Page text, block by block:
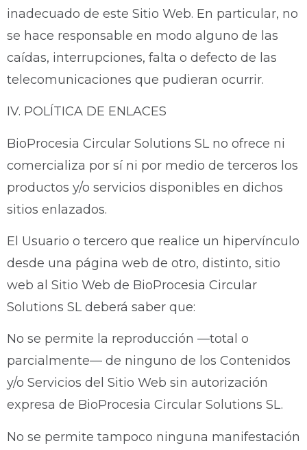
inadecuado de este Sitio Web. En particular, no
se hace responsable en modo alguno de las
caídas, interrupciones, falta o defecto de las
telecomunicaciones que pudieran ocurrir.
IV. POLÍTICA DE ENLACES
BioProcesia Circular Solutions SL no ofrece ni
comercializa por sí ni por medio de terceros los
productos y/o servicios disponibles en dichos
sitios enlazados.
El Usuario o tercero que realice un hipervínculo
desde una página web de otro, distinto, sitio
web al Sitio Web de BioProcesia Circular
Solutions SL deberá saber que:
No se permite la reproducción —total o
parcialmente— de ninguno de los Contenidos
y/o Servicios del Sitio Web sin autorización
expresa de BioProcesia Circular Solutions SL.
No se permite tampoco ninguna manifestación